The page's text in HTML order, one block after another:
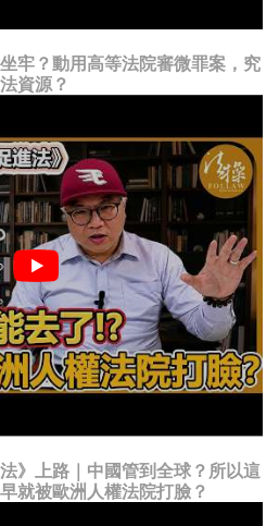
牢？動用高等法院審微罪案，究
資源？
》上路｜中國管到全球？所以這
就被歐洲人權法院打臉？